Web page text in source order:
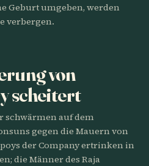
Geburt umgeben, werden
verbergen.
von
scheitert
schwärmen auf dem
gegen die Mauern von
der Company ertrinken in
die Männer des Raja